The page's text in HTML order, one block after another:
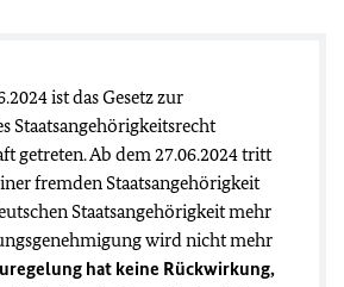
ist das Gesetz zur
Staatsangehörigkeitsrecht
getreten. Ab dem 27.06.2024 tritt
fremden Staatsangehörigkeit
Staatsangehörigkeit mehr
wird nicht mehr
hat keine Rückwirkung,